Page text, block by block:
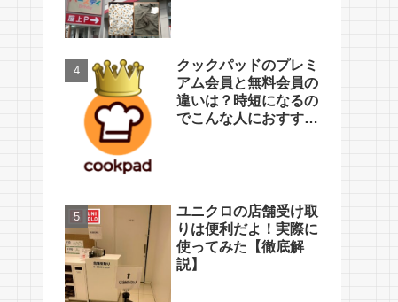
クックパッドのプレミ
アム会員と無料会員の
違いは？時短になるの
でこんな人におすす
ユニクロの店舗受け取
りは便利だよ！実際に
使ってみた【徹底解
説】